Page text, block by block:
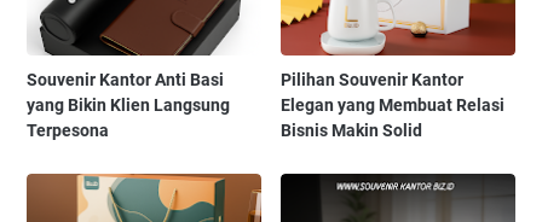
Souvenir Kantor Anti Basi
yang Bikin Klien Langsung
Terpesona
Pilihan Souvenir Kantor
Elegan yang Membuat Relasi
Bisnis Makin Solid